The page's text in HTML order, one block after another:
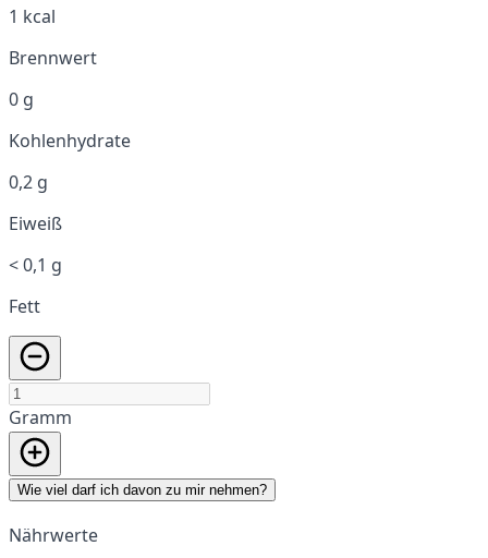
1 kcal
Brennwert
0 g
Kohlenhydrate
0,2 g
Eiweiß
< 0,1 g
Fett
Gramm
Wie viel darf ich davon zu mir nehmen?
Nährwerte